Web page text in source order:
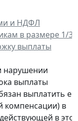
и НДФЛ
в размере 1/
выплаты
нарушении
выплаты
выплатить ее
компенсации) в
в это